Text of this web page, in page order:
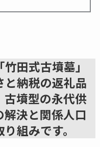
田式古墳墓」
納税の返礼品
古墳型の永代供
決と関係人口
組みです。